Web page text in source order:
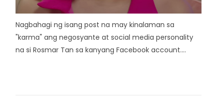
Nagbahagi ng isang post na may kinalaman sa
"karma" ang negosyante at social media personality
na si Rosmar Tan sa kanyang Facebook account....